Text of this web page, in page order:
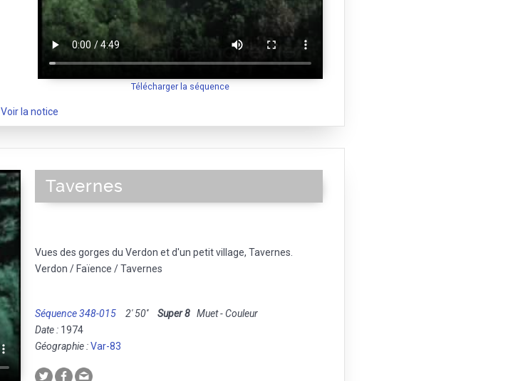
Télécharger la séquence
Voir la notice
Tavernes
Vues des gorges du Verdon et d'un petit village, Tavernes.
Verdon / Faïence / Tavernes
Séquence 348-015 2' 50'' Super 8 Muet - Couleur
Date : 1974
Géographie :Var-83